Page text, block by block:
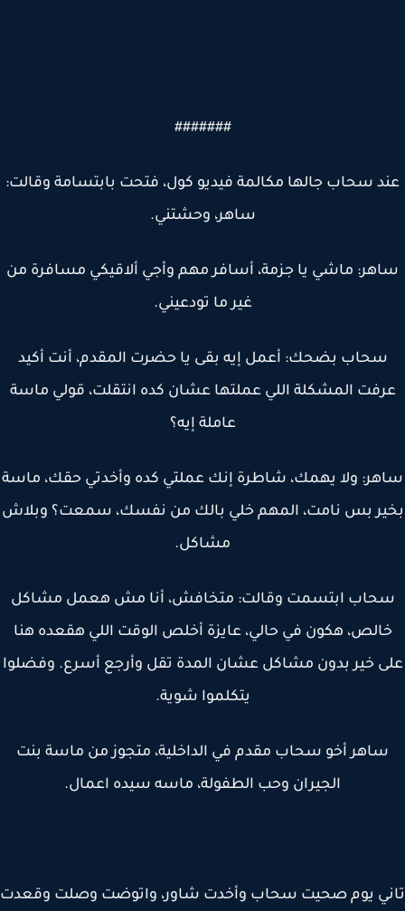
#######
سحاب جالها مكالمة فيديو كول، فتحت بابتسامة وقالت:
ساهر، وحشتني.
ماشي يا جزمة، أسافر مهم وأجي ألاقيكي مسافرة من
غير ما تودعيني.
سحاب بضحك: أعمل إيه بقى يا حضرت المقدم، أنت أكيد
المشكلة اللي عملتها عشان كده انتقلت، قولي ماسة
عاملة إيه؟
ولا يهمك، شاطرة إنك عملتي كده وأخدتي حقك، ماسة
بس نامت، المهم خلي بالك من نفسك، سمعت؟ وبلاش
مشاكل.
ابتسمت وقالت: متخافش، أنا مش هعمل مشاكل
هكون في حالي، عايزة أخلص الوقت اللي هقعده هنا
خير بدون مشاكل عشان المدة تقل وأرجع أسرع. وفضلوا
يتكلموا شوية.
ساهر أخو سحاب مقدم في الداخلية، متجوز من ماسة بنت
الجيران وحب الطفولة، ماسه سيده اعمال.
يوم صحيت سحاب وأخدت شاور، واتوضت وصلت وقعدت